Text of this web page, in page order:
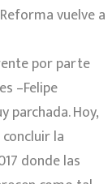
vuelve a
por parte
–Felipe
parchada. Hoy,
la
donde las